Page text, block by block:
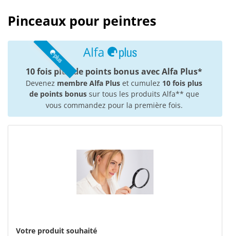
Pinceaux pour peintres
10 fois plus de points bonus avec Alfa Plus*
Devenez membre Alfa Plus et cumulez 10 fois plus
de points bonussur tous les produits Alfa** que
vous commandez pour la première fois.
Votre produit souhaité